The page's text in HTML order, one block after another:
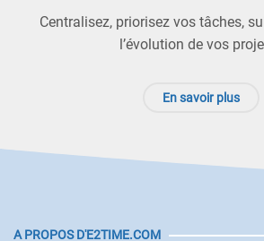
Centralisez, priorisez vos tâches,
l’évolution de vos
En savoir plus
A PROPOS D'E2TIME.COM